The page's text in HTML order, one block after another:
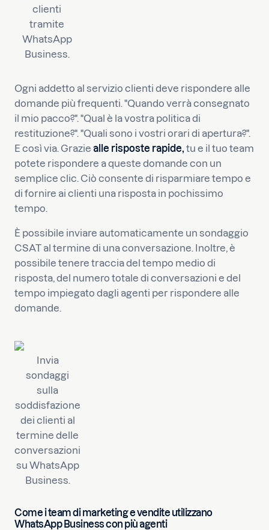
clienti
tramite
WhatsApp
Business.
Ogni addetto al servizio clienti deve rispondere alle
domande più frequenti. "Quando verrà consegnato
il mio pacco?". "Qual è la vostra politica di
restituzione?". "Quali sono i vostri orari di apertura?".
E così via. Grazie alle risposte rapide, tu e il tuo team
potete rispondere a queste domande con un
semplice clic. Ciò consente di risparmiare tempo e
di fornire ai clienti una risposta in pochissimo
tempo.
È possibile inviare automaticamente un sondaggio
CSAT al termine di una conversazione. Inoltre, è
possibile tenere traccia del tempo medio di
risposta, del numero totale di conversazioni e del
tempo impiegato dagli agenti per rispondere alle
domande.
Invia
sondaggi
sulla
soddisfazione
dei clienti al
termine delle
conversazioni
su WhatsApp
Business.
Come i team di marketing e vendite utilizzano
WhatsApp Business con più agenti